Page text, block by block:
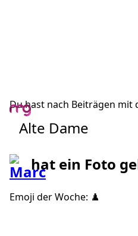
Du hast nach Beiträgen mit
Alte Dame
hat ein Foto
Emoji der Woche: ♟️